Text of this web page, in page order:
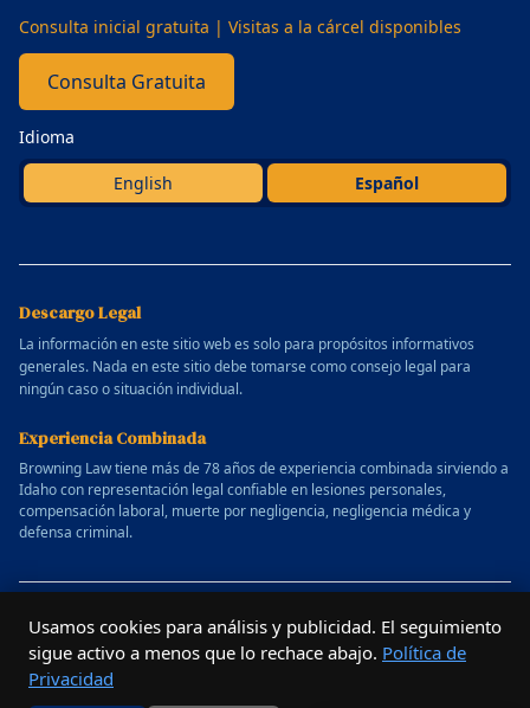
Consulta inicial gratuita | Visitas a la cárcel disponibles
Consulta Gratuita
Idioma
English Español
Descargo Legal
La información en este sitio web es solo para propósitos informativos
generales. Nada en este sitio debe tomarse como consejo legal para
ningún caso o situación individual.
Experiencia Combinada
Browning Law tiene más de 78 años de experiencia combinada sirviendo a
Idaho con representación legal confiable en lesiones personales,
compensación laboral, muerte por negligencia, negligencia médica y
defensa criminal.
© 2025 Bufete de Abogados Allen Browning. Todos los derechos
reservados.
Website designed by
Outrun Studio
Usamos cookies para análisis y publicidad. El seguimiento
sigue activo a menos que lo rechace abajo. Política de
Privacidad